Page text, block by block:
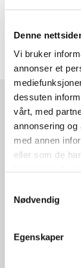
Denne
Vi bruker
annonser et
dessuten
vårt, med
annonsering
med annen
eller som de
Nødvendig
Egenskaper